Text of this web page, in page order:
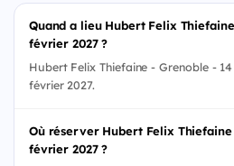
Quand a lieu Hubert Felix
février 2027 ?
Hubert Felix Thiefaine - Grenoble -
février 2027.
Où réserver Hubert Felix
février 2027 ?